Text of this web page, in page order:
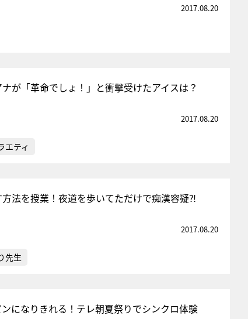
2017.08.20
が「革命でしょ！」と衝撃受けたアイスは？
2017.08.20
エティ
法を授業！夜道を歩いてただけで痴漢容疑⁈
2017.08.20
先生
になりきれる！テレ朝夏祭りでシンクロ体験